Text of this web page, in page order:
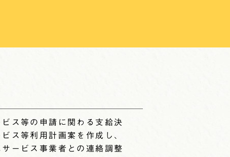
ビス等の申請に関わる支給決
ス等利用計画案を作成し、
ービス事業者との連絡調整